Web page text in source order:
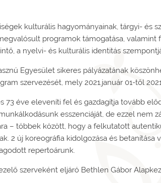
kulturális hagyományainak, tárgyi- és
programok támogatása,
a nyelvi- és kulturális identitás
Egyesület sikeres pályázatának
szervezését, mely 2021.január 01-től
73 éve eleveníti fel és gazdagítja tovább
esszenciáját, de ezzel nem
– többek között, hogy a felkutatott
2 új koreográfia kidolgozása és
repertoárunk.
szerveként eljáró Bethlen Gábor